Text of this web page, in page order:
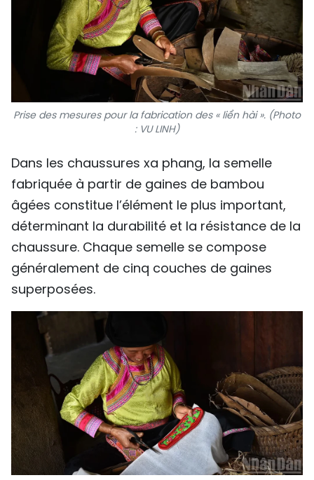
Prise des mesures pour la fabrication des « liển hài ». (Photo
: VU LINH)
Dans les chaussures xa phang, la semelle
fabriquée à partir de gaines de bambou
âgées constitue l’élément le plus important,
déterminant la durabilité et la résistance de la
chaussure. Chaque semelle se compose
généralement de cinq couches de gaines
superposées.